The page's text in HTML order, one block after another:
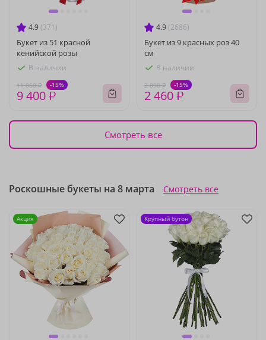
4.9 (371)
Букет из 51 красной
кенийской розы
В наличии
11 060 ₽ -15%
9 400 ₽
4.9 (2686)
Букет из 9 красных роз 40
см
В наличии
2 890 ₽ -15%
2 460 ₽
Смотреть все
Роскошные букеты на 8 марта Смотреть все
Акция Крупный бутон